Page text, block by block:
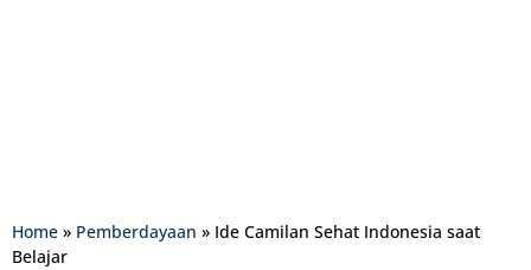
Home » Pemberdayaan » Ide Camilan Sehat Indonesia saat
Belajar